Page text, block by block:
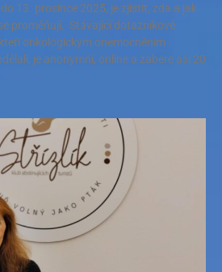
13. prosince 2025, je zjistit, zda a jak
proměňují. Stávající dotazníkové
onkologickým onemocněním
je anonymní, online a zabere asi 20